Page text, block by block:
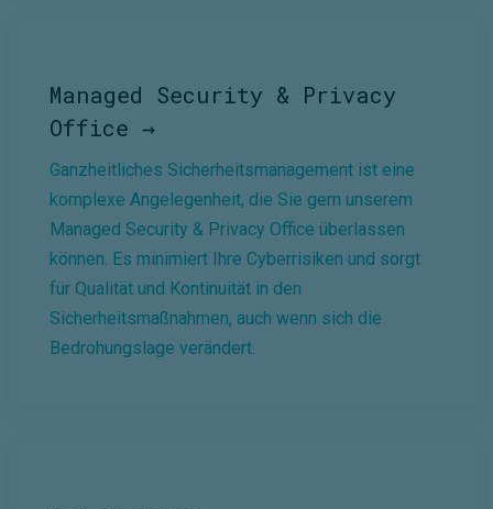
Managed Security & Privacy
Office →
Ganzheitliches Sicherheitsmanagement ist eine
komplexe Angelegenheit, die Sie gern unserem
Managed Security & Privacy Office überlassen
können. Es minimiert Ihre Cyberrisiken und sorgt
für Qualität und Kontinuität in den
Sicherheitsmaßnahmen, auch wenn sich die
Bedrohungslage verändert.